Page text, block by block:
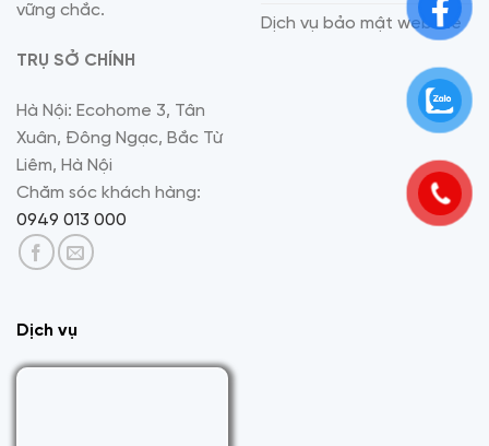
vững chắc.
TRỤ SỞ CHÍNH
Hà Nội: Ecohome 3, Tân
Xuân, Đông Ngạc, Bắc Từ
Liêm, Hà Nội
Chăm sóc khách hàng:
0949 013 000
Dịch vụ bảo mật website
Dịch vụ